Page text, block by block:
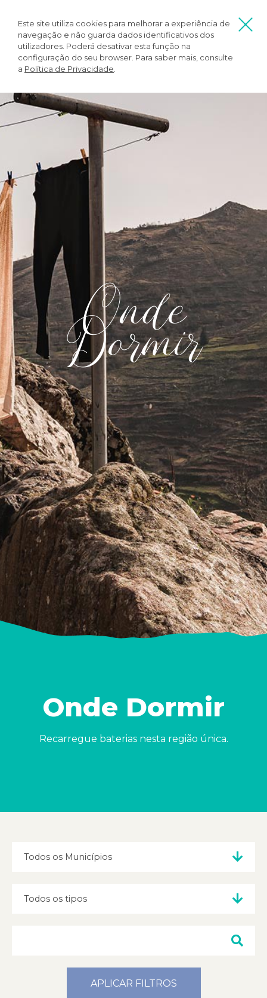
Este site utiliza cookies para melhorar a experiência de
navegação e não guarda dados identificativos dos
utilizadores. Poderá desativar esta função na
configuração do seu browser. Para saber mais, consulte
a Política de Privacidade
Onde
Dormir
Onde Dormir
Recarregue baterias nesta região única.
APLICAR FILTROS